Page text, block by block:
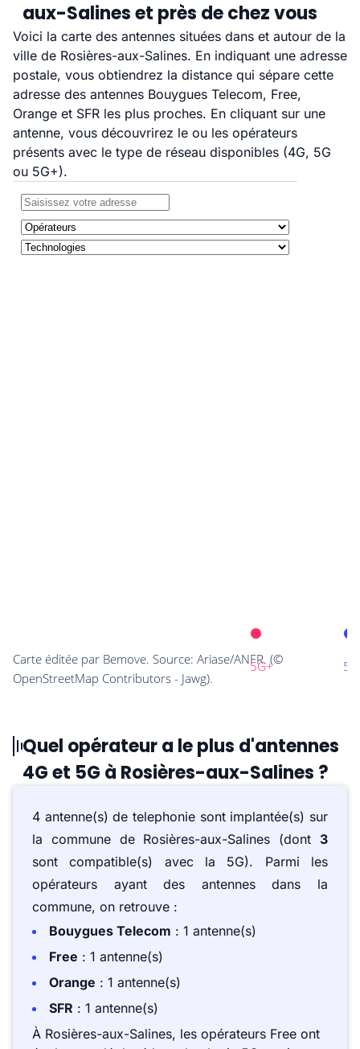
aux-Salines et près de chez vous
Voici la carte des antennes situées dans et autour de la
ville de Rosières-aux-Salines. En indiquant une adresse
postale, vous obtiendrez la distance qui sépare cette
adresse des antennes Bouygues Telecom, Free,
Orange et SFR les plus proches. En cliquant sur une
antenne, vous découvrirez le ou les opérateurs
présents avec le type de réseau disponibles (4G, 5G
ou 5G+).
Quel opérateur a le plus d'antennes
4G et 5G à Rosières-aux-Salines ?
4 antenne(s) de telephonie sont implantée(s) sur
la commune de Rosières-aux-Salines (dont 3
sont compatible(s) avec la 5G). Parmi les
opérateurs ayant des antennes dans la
commune, on retrouve :
Bouygues Telecom : 1 antenne(s)
Free : 1 antenne(s)
Orange : 1 antenne(s)
SFR : 1 antenne(s)
À Rosières-aux-Salines, les opérateurs Free ont